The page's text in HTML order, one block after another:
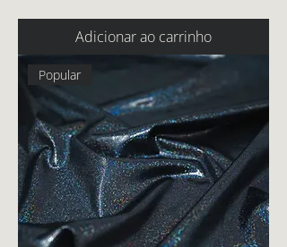
Adicionar ao carrinho
Popular